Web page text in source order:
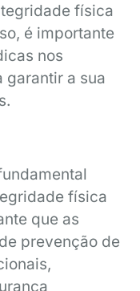
física
é importante
nos
garantir a sua
física
que as
prevenção de